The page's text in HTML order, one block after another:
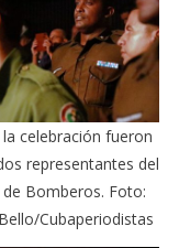
celebración fueron
representantes del
Bomberos. Foto:
Cubaperiodistas